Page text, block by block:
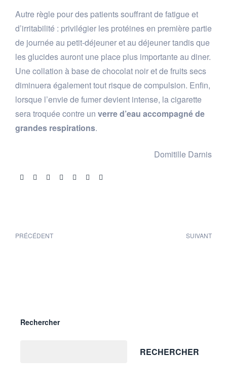
Autre règle pour des patients souffrant de fatigue et
d’irritabilité : privilégier les protéines en première partie
de journée au petit-déjeuner et au déjeuner tandis que
les glucides auront une place plus importante au diner.
Une collation à base de chocolat noir et de fruits secs
diminuera également tout risque de compulsion. Enfin,
lorsque l’envie de fumer devient intense, la cigarette
sera troquée contre un verre d’eau accompagné de
grandes respirations.
Domitille Darnis
Share:
PRÉCÉDENT SUIVANT
Rechercher
RECHERCHER